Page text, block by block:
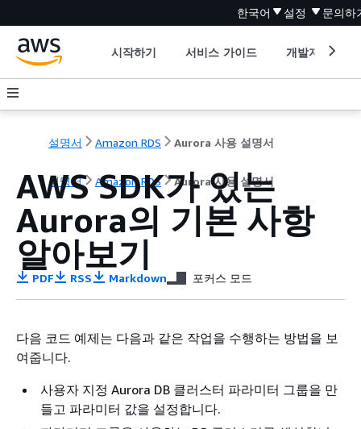
한국어 설정 문의하
시작하기 서비스 가이드 개발자 도구
설명서 Amazon RDS Aurora 사용 설명서
설명서 Amazon RDS Aurora 사용 설명서
AWS SDK가 있는
Aurora의 기본 사항
알아보기
PDF RSS Markdown 포커스 모드
다음 코드 예제는 다음과 같은 작업을 수행하는 방법을 보
여줍니다.
사용자 지정 Aurora DB 클러스터 파라미터 그룹을 만
들고 파라미터 값을 설정합니다.